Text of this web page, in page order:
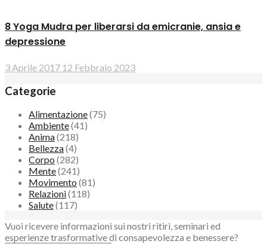
8 Yoga Mudra per liberarsi da emicranie, ansia e
depressione
3 Aprile 2017 12 Febbraio 2023
Categorie
Alimentazione(75)
Ambiente(41)
Anima(218)
Bellezza(4)
Corpo (282)
Mente(241)
Movimento (81)
Relazioni(118)
Salute(117)
Vuoi ricevere informazioni sui nostri ritiri, seminari ed
esperienze trasformative di consapevolezza e benessere?